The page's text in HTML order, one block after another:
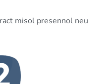
misol presennol neu